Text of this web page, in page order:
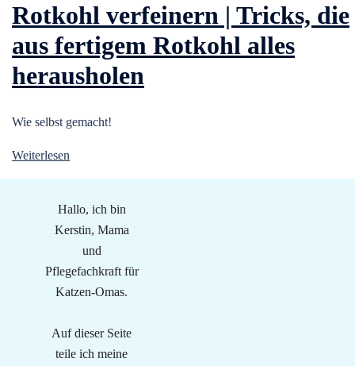
Rotkohl verfeinern | Tricks, die
aus fertigem Rotkohl alles
herausholen
Wie selbst gemacht!
Weiterlesen
Hallo, ich bin
Kerstin, Mama
und
Pflegefachkraft für
Katzen-Omas.
Auf dieser Seite
teile ich meine